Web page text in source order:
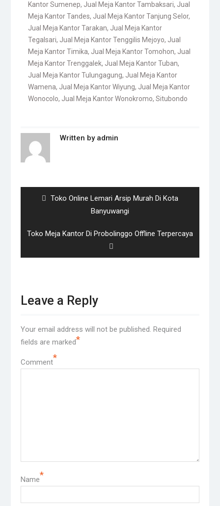
Kantor Sumenep, Jual Meja Kantor Tambaksari, Jual
Meja Kantor Tandes, Jual Meja Kantor Tanjung Selor,
Jual Meja Kantor Tarakan, Jual Meja Kantor
Tegalsari, Jual Meja Kantor Tenggilis Mejoyo, Jual
Meja Kantor Timika, Jual Meja Kantor Tomohon, Jual
Meja Kantor Trenggalek, Jual Meja Kantor Tuban,
Jual Meja Kantor Tulungagung, Jual Meja Kantor
Wamena, Jual Meja Kantor Wiyung, Jual Meja Kantor
Wonocolo, Jual Meja Kantor Wonokromo, Situbondo
Written by admin
Previous
Toko Online Lemari Arsip Murah Di Kota
Banyuwangi
Next
Toko Meja Kantor Di Probolinggo Offline Terpercaya
Leave a Reply
Your email address will not be published. Required
fields are marked*
Comment*
Name*